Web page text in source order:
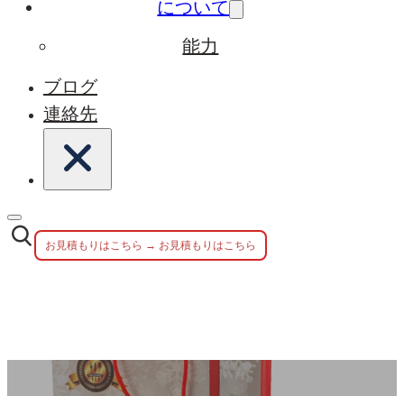
について
能力
ブログ
連絡先
お見積もりはこちら → お見積もりはこちら